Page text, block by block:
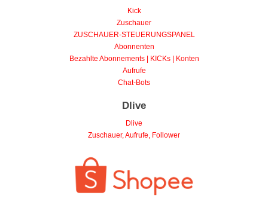
Kick
Zuschauer
ZUSCHAUER-STEUERUNGSPANEL
Abonnenten
Bezahlte Abonnements | KICKs | Konten
Aufrufe
Chat-Bots
Dlive
Dlive
Zuschauer, Aufrufe, Follower